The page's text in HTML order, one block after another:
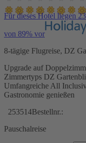
Für dieses Hotel liegen
von 89% vor
8-tägige Flugreise, DZ
Upgrade auf
Zimmertyps DZ
Umfangreiche All
Gastronomie genießen
253514Bestellnr.:
Pauschalreise